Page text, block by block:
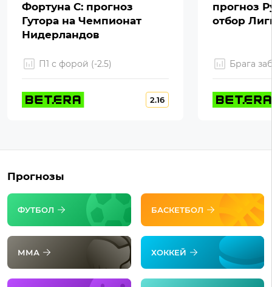
Фортуна С: прогноз
Гутора на Чемпионат
Нидерландов
П1 с форой (-2.5)
2.16
прогноз
отбор
Брага
Прогнозы
ФУТБОЛ БАСКЕТБОЛ
ММА ХОККЕЙ